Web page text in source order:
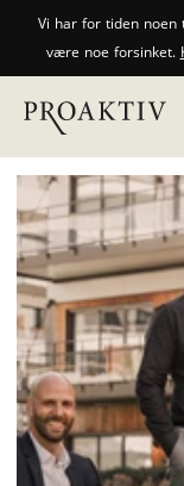
Vi har for tiden noen
være noe forsinket.